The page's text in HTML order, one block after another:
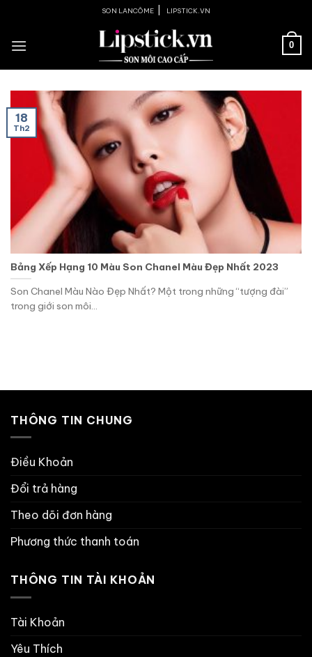
content
SON LANCÔME LIPSTICK.VN
0
Bảng Xếp Hạng 10 Màu Son Chanel Màu Đẹp Nhất 2023
Son Chanel Màu Nào Đẹp Nhất? Một trong những “tượng đài”
trong giới son môi...
18
Th2
THÔNG TIN CHUNG
Điều Khoản
Đổi trả hàng
Theo dõi đơn hàng
Phương thức thanh toán
THÔNG TIN TÀI KHOẢN
Tài Khoản
Yêu Thích